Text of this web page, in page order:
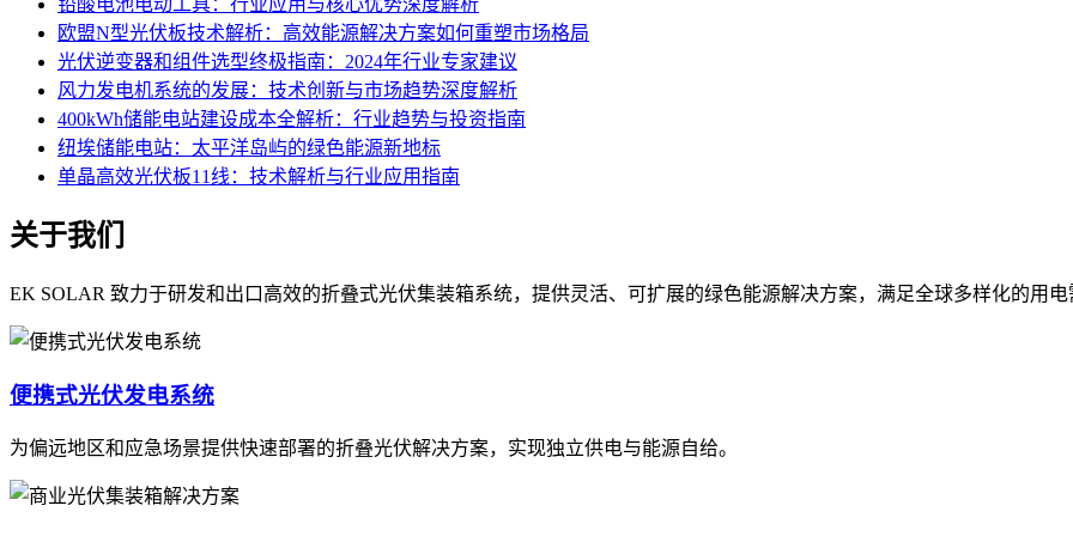
欧盟N型光伏板技术解析：高效能源解决方案如何重塑市场格局
光伏逆变器和组件选型终极指南：2024年行业专家建议
风力发电机系统的发展：技术创新与市场趋势深度解析
400kWh储能电站建设成本全解析：行业趋势与投资指南
纽埃储能电站：太平洋岛屿的绿色能源新地标
单晶高效光伏板11线：技术解析与行业应用指南
关于我们
EK SOLAR 致力于研发和出口高效的折叠式光伏集装箱系统，提供灵活、可扩展的绿色能源解决方案，满足全球多样化的用电
便携式光伏发电系统
为偏远地区和应急场景提供快速部署的折叠光伏解决方案，实现独立供电与能源自给。